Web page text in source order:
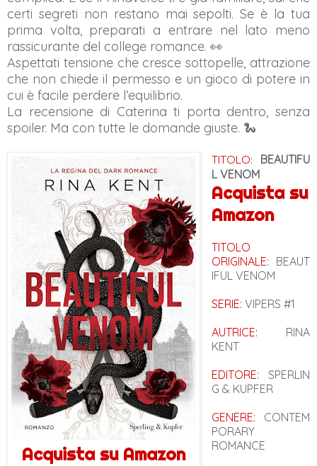
certi segreti non restano mai sepolti. Se è la tua
prima volta, preparati a entrare nel lato meno
rassicurante del college romance. 👀
Aspettati tensione che cresce sottopelle, attrazione
che non chiede il permesso e un gioco di potere in
cui è facile perdere l’equilibrio.
La recensione di Caterina ti porta dentro, senza
spoiler. Ma con tutte le domande giuste. 🐍
Acquista su Amazon
TITOLO: BEAUTIFU
L VENOM
Acquista su
Amazon
TITOLO
ORIGINALE: BEAUT
IFUL VENOM
SERIE: VIPERS #1
AUTRICE: RINA
KENT
EDITORE: SPERLIN
G & KUPFER
GENERE: CONTEM
PORARY
ROMANCE